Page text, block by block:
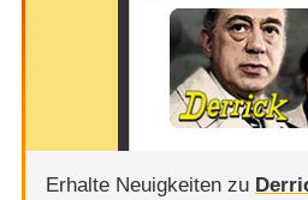
Erhalte Neuigkeiten zu